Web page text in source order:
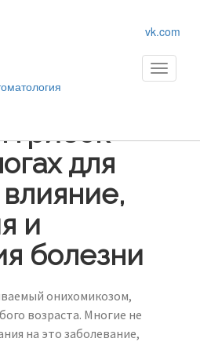
vk.com
Toggle
грибок
для
и
болезни
онихомикозом,
возраста. Многие не
на это заболевание,